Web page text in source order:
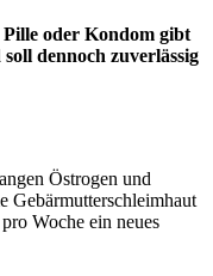
oder Kondom gibt
dennoch zuverlässig
Östrogen und
Gebärmutterschleimhaut
Woche ein neues